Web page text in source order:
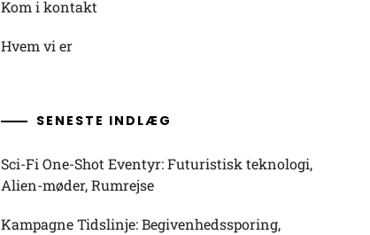
Kom i kontakt
Hvem vi er
SENESTE INDLÆG
Sci-Fi One-Shot Eventyr: Futuristisk teknologi,
Alien-møder, Rumrejse
Kampagne Tidslinje: Begivenhedssporing,